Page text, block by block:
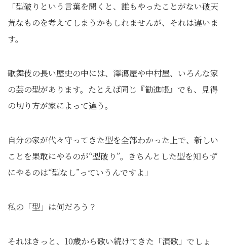
「型破りという言葉を聞くと、誰もやったことがない破天
荒なものを考えてしまうかもしれませんが、それは違いま
す。
歌舞伎の長い歴史の中には、澤瀉屋や中村屋、いろんな家
の芸の型があります。たとえば同じ『勧進帳』でも、見得
の切り方が家によって違う。
自分の家が代々守ってきた型を全部わかった上で、新しい
ことを果敢にやるのが“型破り”。きちんとした型を知らず
にやるのは“型なし”っていうんですよ」
私の「型」は何だろう？
それはきっと、10歳から歌い続けてきた「演歌」でしょ